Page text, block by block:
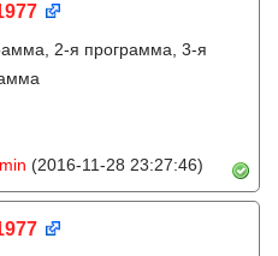
2-я программа, 3-я
(2016-11-28 23:27:46)